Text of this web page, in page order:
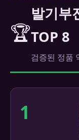
🏆
발기부
TOP 8
검증된 정품
1